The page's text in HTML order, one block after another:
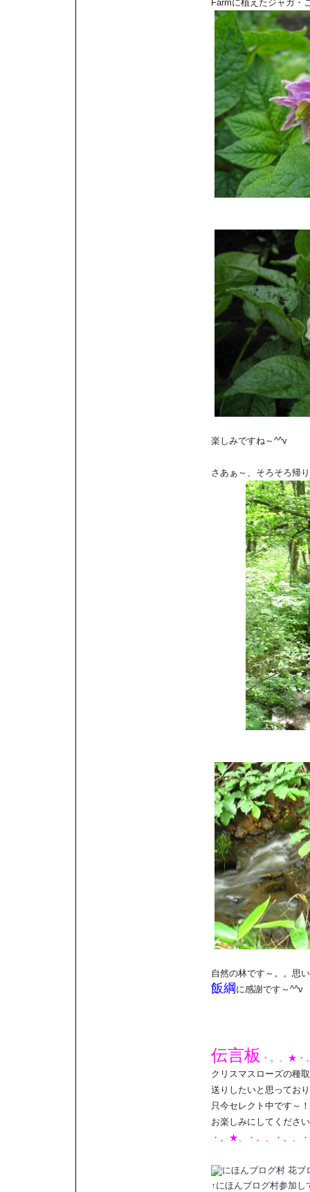
Farmに植えたジャガ・
楽しみですね～^^v
さあぁ～、そろそろ帰
自然の林です～。。思
飯綱 に感謝です～^^v
伝言板 ・。、★・
クリスマスローズの種
送りしたいと思ってお
只今セレクト中です～
お楽しみにしてくださ
・。★、・。、・。、
↑にほんブログ村参加し